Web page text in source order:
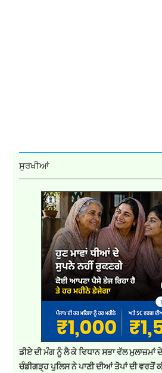
ਸੁਰਖੀਆਂ
ਡੀਏ ਦੀ ਮੰਗ ਨੂੰ ਲੈ ਕੇ ਵਿਧਾਨ ਸਭਾ ਵੱਲ
ਚੰਡੀਗੜ੍ਹ ਪੁਲਿਸ ਨੇ ਪਾਣੀ ਦੀਆਂ ਤੋਪਾਂ ਦੀ ਵਰਤੋਂ